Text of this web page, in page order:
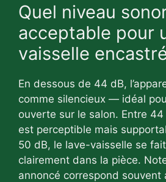
Quel niveau
acceptable pour
vaisselle
En dessous de 44 dB,
comme silencieux — idéal
ouverte sur le salon. Entre
est perceptible mais
50 dB, le lave-vaisselle se
clairement dans la pièce.
annoncé correspond souvent